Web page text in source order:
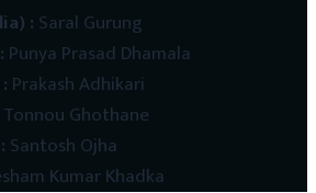
: Saral Gurung
: Punya Prasad Dhamala
: Prakash Adhikari
Tonnou Ghothane
: Santosh Ojha
Kumar Khadka